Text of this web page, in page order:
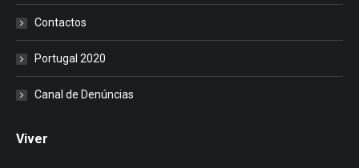
Contactos
Portugal 2020
Canal de Denúncias
Viver